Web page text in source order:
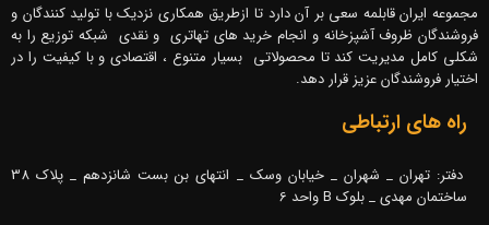
مجموعه ایران قابلمه سعی بر آن دارد تا ازطریق همکاری نزدیک با تولید کنندگان و
فروشندگان ظروف آشپزخانه و انجام خرید های تهاتری و نقدی شبکه توزیع را به
شکلی کامل مدیریت کند تا محصولاتی بسیار متنوع ، اقتصادی و با کیفیت را در
اختیار فروشندگان عزیز قرار دهد.
راه های ارتباطی
دفتر: تهران _ شهران _ خیابان وسک _ انتهای بن بست شانزدهم _ پلاک 38
ساختمان مهدی _ بلوک B واحد 6